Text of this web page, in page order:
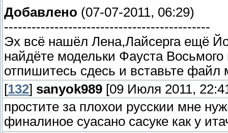
Добавлено (07-07-2011, 06:29)
---------------------------------------------
Эх всё нашёл Лена,Лайсерга ещё
найдёте модельки Фауста
отпишитесь сдесь и вставьте файл
[132] sanyok989 [09 Июля 2011,
простите за плохои русскии мне
финалиное суасано сасуке как у